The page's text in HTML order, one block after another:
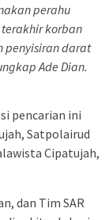
perahu
korban
penyisiran darat
Ade Dian.
pencarian ini
Satpolairud
Cipatujah,
dan Tim SAR